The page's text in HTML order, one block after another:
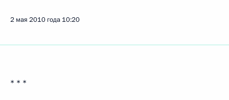
2 мая 2010 года 10:20
* * *